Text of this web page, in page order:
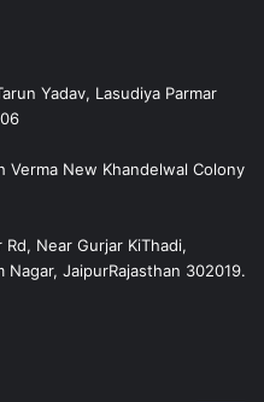
Yadav, Lasudiya Parmar
New Khandelwal Colony
Near Gurjar KiThadi,
Nagar, JaipurRajasthan 302019.